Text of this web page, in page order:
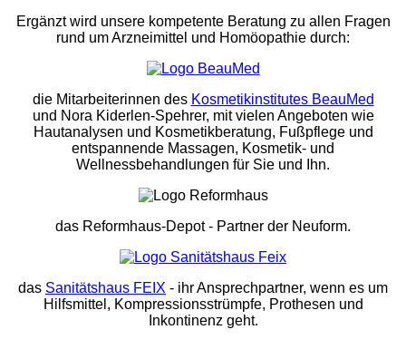
Ergänzt wird unsere kompetente Beratung zu allen Fragen
rund um Arzneimittel und Homöopathie durch:
die Mitarbeiterinnen des Kosmetikinstitutes BeauMed
und Nora Kiderlen-Spehrer, mit vielen Angeboten wie
Hautanalysen und Kosmetikberatung, Fußpflege und
entspannende Massagen, Kosmetik- und
Wellnessbehandlungen für Sie und Ihn.
das Reformhaus-Depot- Partner der Neuform.
das Sanitätshaus FEIX - ihr Ansprechpartner, wenn es um
Hilfsmittel, Kompressionsstrümpfe, Prothesen und
Inkontinenz geht.